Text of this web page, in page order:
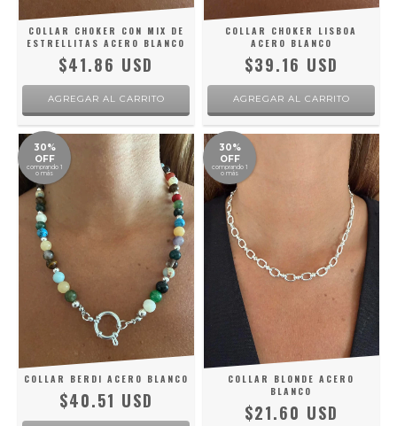
COLLAR CHOKER CON MIX DE
ESTRELLITAS ACERO BLANCO
$41.86 USD
COLLAR CHOKER LISBOA
ACERO BLANCO
$39.16 USD
30%
OFF
comprando 1
o más
COLLAR BERDI ACERO BLANCO
$40.51 USD
30%
OFF
comprando 1
o más
COLLAR BLONDE ACERO
BLANCO
$21.60 USD